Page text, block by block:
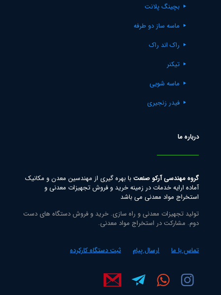
بچینگ پلانت
ماسه ساز دو طرفه
راک اند راک
تیکنر
ماسه شویی
فیدر زنجیری
درباره ما
گروه مهندسی آرکو صنعتبا بهره گیری از مهندسین معدن و مکانیک
آماده ارایه خدمات در زمینه خرید و فروش تجهیزات معدنی و
استخراج مواد معدنی می باشد
تولید تجهیزات معدنی و راه سازی. خرید و فروش دستگاه های دست
دوم. مشارکت در استخراج مواد معدنی.
تماس با ما ارسال پیام ثبت دستگاه کارکرده